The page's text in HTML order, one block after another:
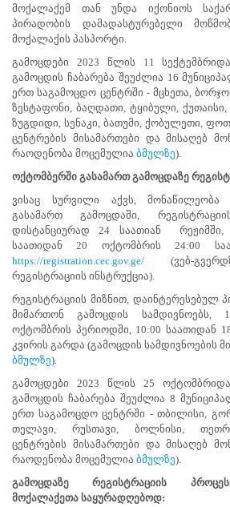
პარტნიორობა
მიმდინარე
გამოცდა
დასრულებული
გამოცდა
სტატისტიკა
საარჩევნო
კომისიის
ხელმძღვანელი
პირების
სასერტიფიკაციო
გამოცდები
იწყება
საუბნო
კომისიის
ხელმძღვანელი
პირების
სასერტიფიკაციო
გამოცდები
წელს
პირველად
ტარდება.
მოქალაქემ თან უნდა იქონიოს
პირადობის დამადასტურებელი
მოქალაქის პასპორტი.
გამოცდები 2023 წლის 11
გამოცდის ჩაბარება შეუძლია 16
ერთ საგამოცდო ცენტრში - მცხეთა,
ზესტაფონი, ბაღდათი, ტყიბული,
ზუგდიდი, სენაკი, ბათუმი, ქობულეთი,
ცენტრების მისამართები და მისაღებ
რაოდენობა მოცემულია ბმულზე).
ოქტომბერში გასამართ გამოცდაზე
ვისაც სურვილი აქვს, მონაწილეობა
გასამართ გამოცდაში,
დისტანციურად 24 საათიან რეჟიმში,
საათიდან 20 ოქტომბრის 24:00
https://registration.cec.gov.ge/ (ვებ-
რეგისტრაციის ინსტრუქცია).
რეგისტრაციის მიზნით, დაინტერესებულ
მიმართონ გამოცდის სამდივნოებს,
ოქტომბრის პერიოდში, 10:00 საათიდან
კვირის გარდა (გამოცდის სამდივნოების
ბმულზე).
გამოცდები 2023 წლის 25
გამოცდის ჩაბარება შეუძლია 8
ერთ საგამოცდო ცენტრში - თბილისი,
თელავი, რუსთავი, ბოლნისი,
ცენტრების მისამართები და მისაღებ
რაოდენობა მოცემულია ბმულზე).
გამოცდაზე რეგისტრაციის
მოქალაქეთა საყურადღებოდ: